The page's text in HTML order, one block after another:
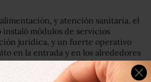
y atención sanitaria, el
módulos de servicios
jurídica, y un fuerte operativo
en la entrada y en los alrededores
Martínez ‘Palillo’.